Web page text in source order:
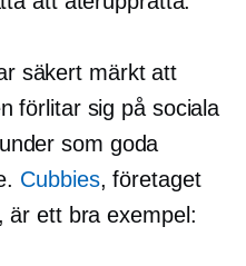
säkert märkt att
förlitar sig på sociala
som goda
Cubbies, företaget
är ett bra exempel: